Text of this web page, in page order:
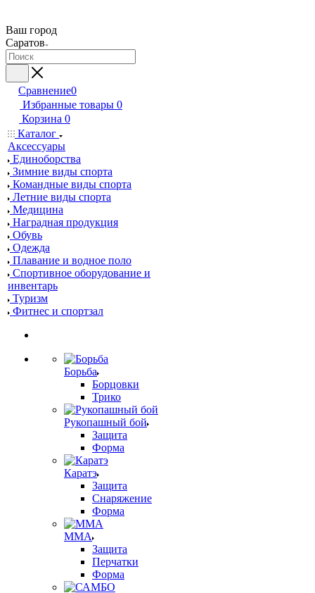
Ваш город
Саратов
Сравнение0
Избранные товары 0
Корзина 0
Каталог
Аксессуары
Единоборства
Зимние виды спорта
Командные виды спорта
Летние виды спорта
Медицина
Наградная продукция
Обувь
Одежда
Плавание и водное поло
Спортивное оборудование и
инвентарь
Туризм
Фитнес и спортзал
Борьба
Борцовки
Трико
Рукопашный бой
Защита
Форма
Каратэ
Защита
Снаряжение
Форма
ММА
Защита
Перчатки
Форма